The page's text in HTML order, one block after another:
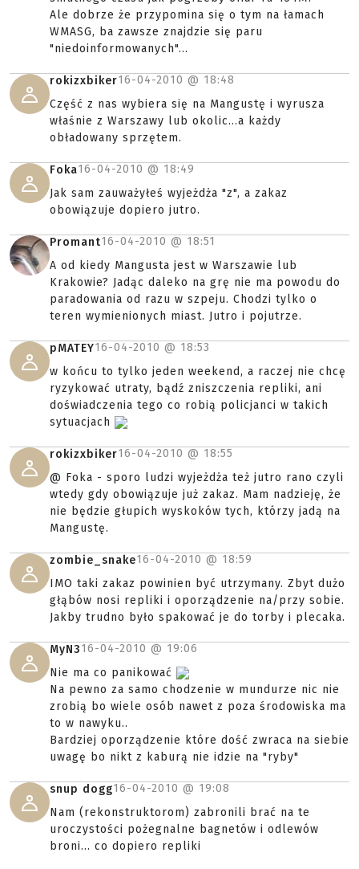
Ale dobrze że przypomina się o tym na łamach
WMASG, ba zawsze znajdzie się paru
"niedoinformowanych"...
rokizxbiker16-04-2010 @ 18:48
Część z nas wybiera się na Mangustę i wyrusza
właśnie z Warszawy lub okolic...a każdy
obładowany sprzętem.
Foka16-04-2010 @ 18:49
Jak sam zauważyłeś wyjeżdża "z", a zakaz
obowiązuje dopiero jutro.
Promant16-04-2010 @ 18:51
A od kiedy Mangusta jest w Warszawie lub
Krakowie? Jadąc daleko na grę nie ma powodu do
paradowania od razu w szpeju. Chodzi tylko o
teren wymienionych miast. Jutro i pojutrze.
pMATEY16-04-2010 @ 18:53
w końcu to tylko jeden weekend, a raczej nie chcę
ryzykować utraty, bądź zniszczenia repliki, ani
doświadczenia tego co robią policjanci w takich
sytuacjach
rokizxbiker16-04-2010 @ 18:55
@ Foka - sporo ludzi wyjeżdża też jutro rano czyli
wtedy gdy obowiązuje już zakaz. Mam nadzieję, że
nie będzie głupich wyskoków tych, którzy jadą na
Mangustę.
zombie_snake16-04-2010 @ 18:59
IMO taki zakaz powinien być utrzymany. Zbyt dużo
głąbów nosi repliki i oporządzenie na/przy sobie.
Jakby trudno było spakować je do torby i plecaka.
MyN316-04-2010 @ 19:06
Nie ma co panikować
Na pewno za samo chodzenie w mundurze nic nie
zrobią bo wiele osób nawet z poza środowiska ma
to w nawyku..
Bardziej oporządzenie które dość zwraca na siebie
uwagę bo nikt z kaburą nie idzie na "ryby"
snup dogg16-04-2010 @ 19:08
Nam (rekonstruktorom) zabronili brać na te
uroczystości pożegnalne bagnetów i odlewów
broni... co dopiero repliki